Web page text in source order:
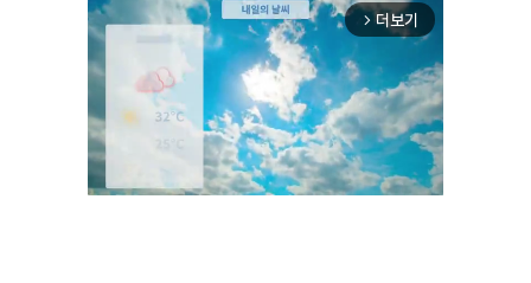
arrow_forward_ios 더보기